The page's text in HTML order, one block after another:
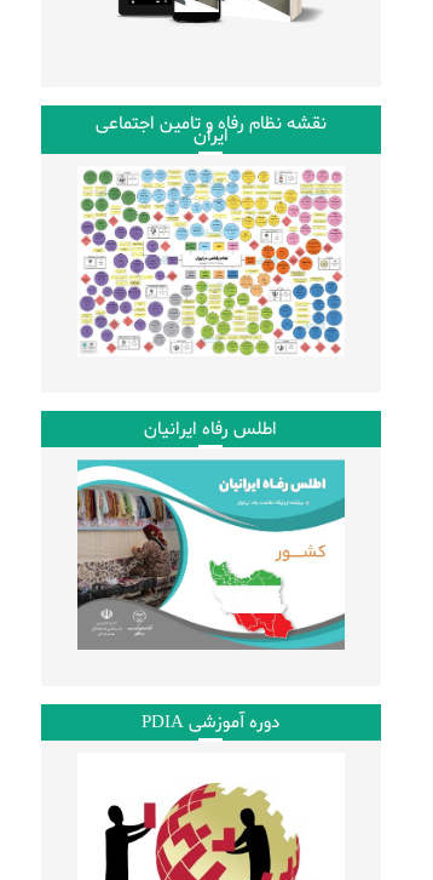
نقشه نظام رفاه و تامین اجتماعی
ایران
اطلس رفاه ایرانیان
دوره آموزشی PDIA